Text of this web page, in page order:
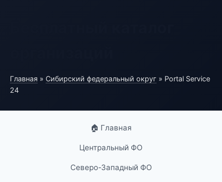
Главная » Сибирский федеральный округ » Portal Service
24
🏠 Главная
Центральный ФО
Северо-Западный ФО